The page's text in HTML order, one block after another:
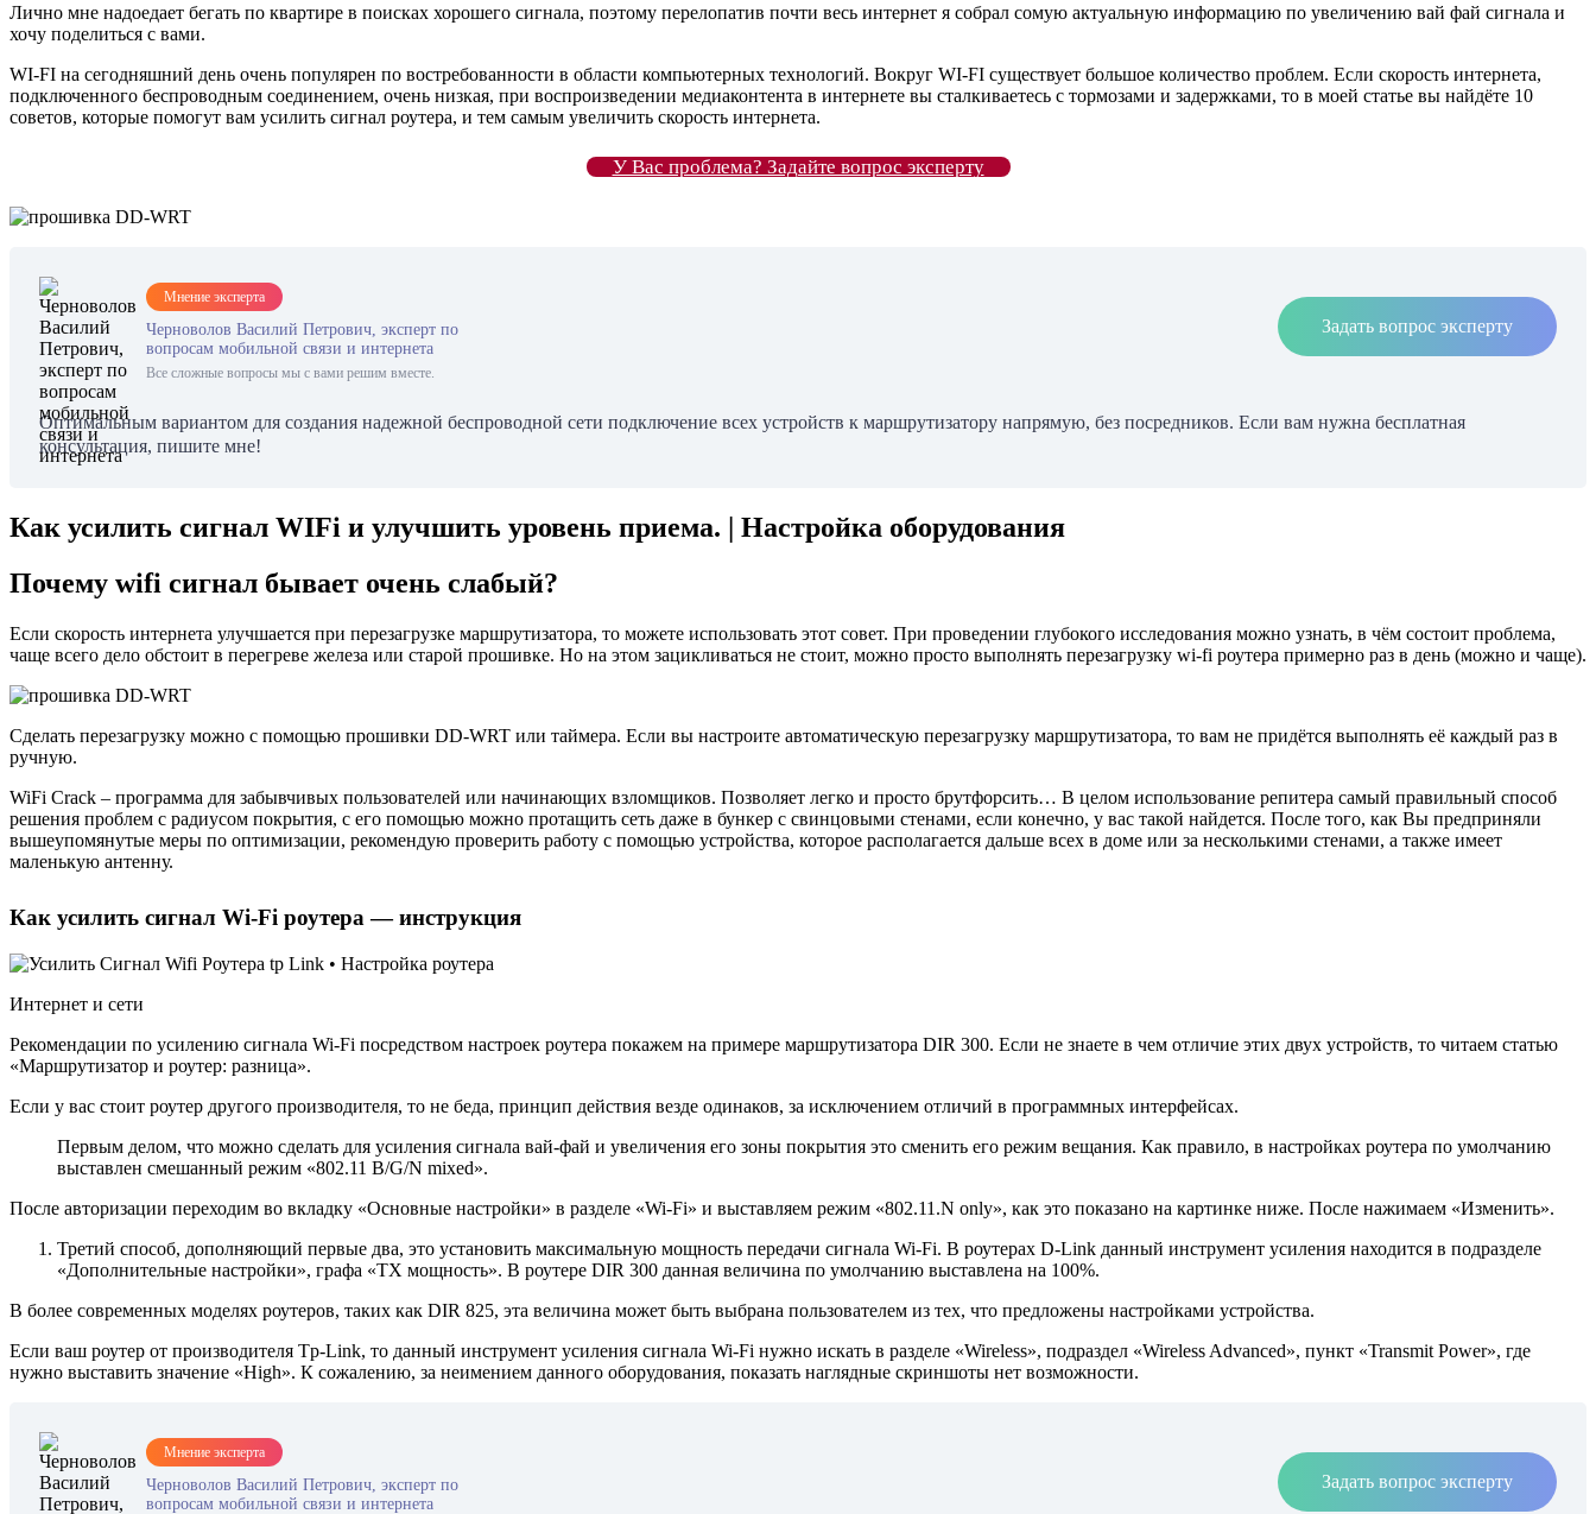
Лично мне надоедает бегать по квартире в поисках хорошего сигнала, поэтому перелопатив почти весь интернет я собрал сомую актуальную информацию по увеличению вай фай сигнала и
хочу поделиться с вами.
WI-FI на сегодняшний день очень популярен по востребованности в области компьютерных технологий. Вокруг WI-FI существует большое количество проблем. Если скорость интернета,
подключенного беспроводным соединением, очень низкая, при воспроизведении медиаконтента в интернете вы сталкиваетесь с тормозами и задержками, то в моей статье вы найдёте 10
советов, которые помогут вам усилить сигнал роутера, и тем самым увеличить скорость интернета.
У Вас проблема? Задайте вопрос эксперту
Мнение эксперта
Черноволов Василий Петрович, эксперт по
вопросам мобильной связи и интернета
Все сложные вопросы мы с вами решим вместе.
Задать вопрос эксперту
Оптимальным вариантом для создания надежной беспроводной сети подключение всех устройств к маршрутизатору напрямую, без посредников. Если вам нужна бесплатная
консультация, пишите мне!
Как усилить сигнал WIFi и улучшить уровень приема. | Настройка оборудования
Почему wifi сигнал бывает очень слабый?
Если скорость интернета улучшается при перезагрузке маршрутизатора, то можете использовать этот совет. При проведении глубокого исследования можно узнать, в чём состоит проблема,
чаще всего дело обстоит в перегреве железа или старой прошивке. Но на этом зацикливаться не стоит, можно просто выполнять перезагрузку wi-fi роутера примерно раз в день (можно и чаще).
Сделать перезагрузку можно с помощью прошивки DD-WRT или таймера. Если вы настроите автоматическую перезагрузку маршрутизатора, то вам не придётся выполнять её каждый раз в
ручную.
WiFi Crack – программа для забывчивых пользователей или начинающих взломщиков. Позволяет легко и просто брутфорсить… В целом использование репитера самый правильный способ
решения проблем с радиусом покрытия, с его помощью можно протащить сеть даже в бункер с свинцовыми стенами, если конечно, у вас такой найдется. После того, как Вы предприняли
вышеупомянутые меры по оптимизации, рекомендую проверить работу с помощью устройства, которое располагается дальше всех в доме или за несколькими стенами, а также имеет
маленькую антенну.
Как усилить сигнал Wi-Fi роутера — инструкция
Интернет и сети
Рекомендации по усилению сигнала Wi-Fi посредством настроек роутера покажем на примере маршрутизатора DIR 300. Если не знаете в чем отличие этих двух устройств, то читаем статью
«Маршрутизатор и роутер: разница».
Если у вас стоит роутер другого производителя, то не беда, принцип действия везде одинаков, за исключением отличий в программных интерфейсах.
Первым делом, что можно сделать для усиления сигнала вай-фай и увеличения его зоны покрытия это сменить его режим вещания. Как правило, в настройках роутера по умолчанию
выставлен смешанный режим «802.11 B/G/N mixed».
После авторизации переходим во вкладку «Основные настройки» в разделе «Wi-Fi» и выставляем режим «802.11.N only», как это показано на картинке ниже. После нажимаем «Изменить».
Третий способ, дополняющий первые два, это установить максимальную мощность передачи сигнала Wi-Fi. В роутерах D-Link данный инструмент усиления находится в подразделе
«Дополнительные настройки», графа «TX мощность». В роутере DIR 300 данная величина по умолчанию выставлена на 100%.
В более современных моделях роутеров, таких как DIR 825, эта величина может быть выбрана пользователем из тех, что предложены настройками устройства.
Если ваш роутер от производителя Tp-Link, то данный инструмент усиления сигнала Wi-Fi нужно искать в разделе «Wireless», подраздел «Wireless Advanced», пункт «Transmit Power», где
нужно выставить значение «High». К сожалению, за неимением данного оборудования, показать наглядные скриншоты нет возможности.
Мнение эксперта
Черноволов Василий Петрович, эксперт по
вопросам мобильной связи и интернета
Задать вопрос эксперту